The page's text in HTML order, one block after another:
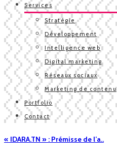
Services
Stratégie
Développement
Intelligence web
Digital marketing
Réseaux sociaux
Marketing de contenu
Portfolio
Contact
« IDARA.TN » : Prémisse de l’a..